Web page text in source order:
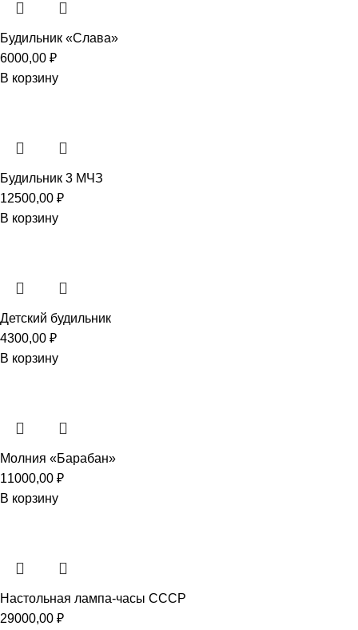
Будильник «Слава»
6000,00 ₽
В корзину
Будильник 3 МЧЗ
12500,00 ₽
В корзину
Детский будильник
4300,00 ₽
В корзину
Молния «Барабан»
11000,00 ₽
В корзину
Настольная лампа-часы СССР
29000,00 ₽